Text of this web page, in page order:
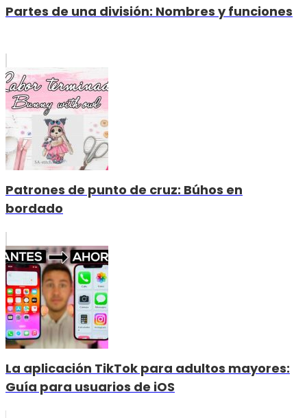
Partes de una división: Nombres y funciones
Patrones de punto de cruz: Búhos en
bordado
La aplicación TikTok para adultos mayores:
Guía para usuarios de iOS